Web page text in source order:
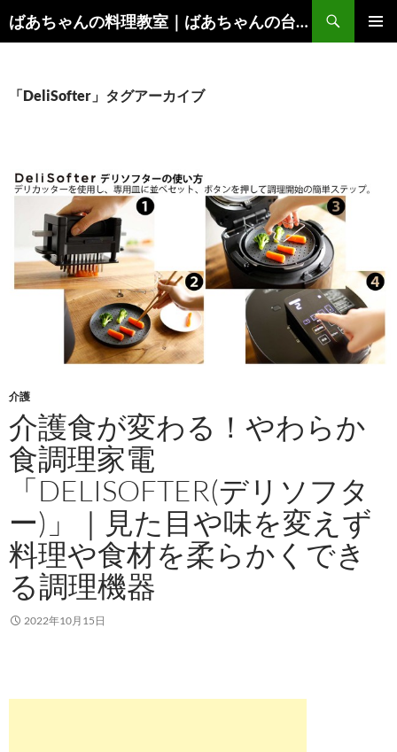
ン
ばあちゃんの料理教室｜ばあちゃんの台所から学ぶ、食と健康の知恵
索
「DeliSofter」タグアーカイブ
介護
介護食が変わる！やわらか
食調理家電
「DELISOFTER(デリソフタ
ー)」｜見た目や味を変えず
料理や食材を柔らかくでき
る調理機器
2022年10月15日